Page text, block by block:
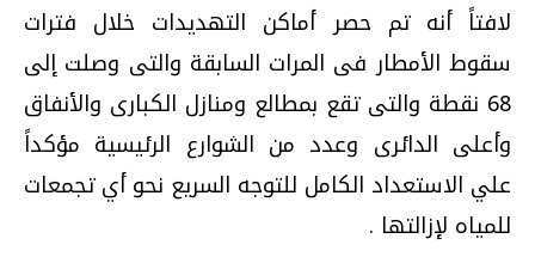
لافتاً أنه تم حصر أماكن التهديدات خلال فترات
سقوط الأمطار فى المرات السابقة والتى وصلت إلى
68 نقطة والتى تقع بمطالع ومنازل الكبارى والأنفاق
وأعلى الدائرى وعدد من الشوارع الرئيسية مؤكداً
علي الاستعداد الكامل للتوجه السريع نحو أي تجمعات
للمياه لإزالتها .